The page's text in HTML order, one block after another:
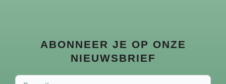
ABONNEER JE OP ONZE
NIEUWSBRIEF